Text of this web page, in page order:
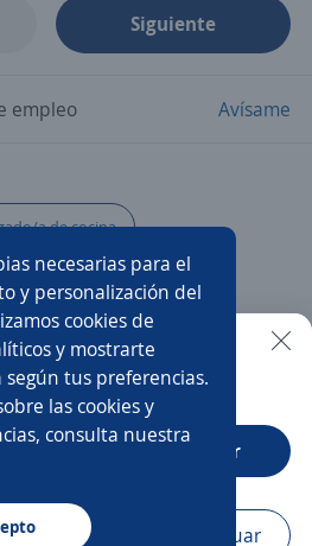
necesarias para el
y personalización del
cookies de
y mostrarte
tus preferencias.
las cookies y
consulta nuestra
Siguiente
empleo Avísame
a de cocina
Responsables
Control de calidad
Metalúrgica
de producción
más fácil en la app
Abrir
Continuar